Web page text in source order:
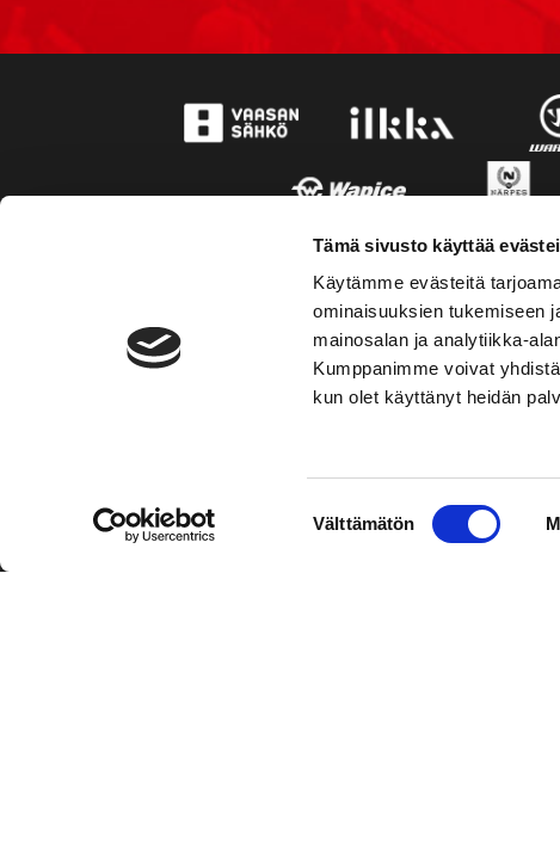
Tämä sivusto käyttää
Käytämme evästeitä
ominaisuuksien tukemiseen
mainosalan ja analytiikka-
Kumppanimme voivat
kun olet käyttänyt heidän
Välttämätön
Hockey-Team Vaasan Sport Oy
Puh: 02 01